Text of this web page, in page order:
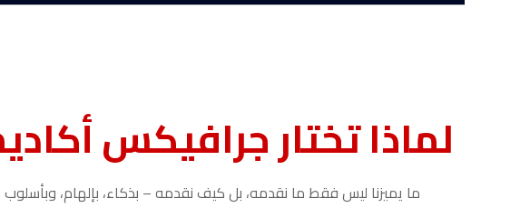
لماذا تختار جرافيكس
ما يميزنا ليس فقط ما نقدمه، بل كيف نقدمه – بذكاء، بإلهام، وبأسلوب